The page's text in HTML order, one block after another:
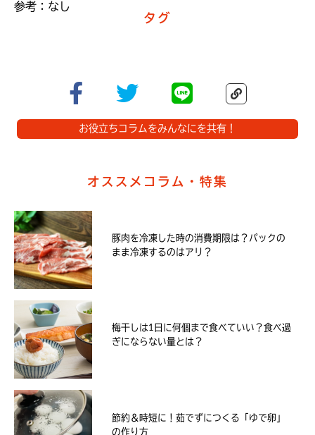
参考：なし
タグ
お役立ちコラムをみんなにを共有！
オススメコラム・特集
豚肉を冷凍した時の消費期限は？パックの
まま冷凍するのはアリ？
梅干しは1日に何個まで食べていい？食べ過
ぎにならない量とは？
節約＆時短に！茹でずにつくる「ゆで卵」
の作り方